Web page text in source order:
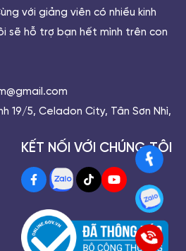
với giảng viên có nhiều kinh
sẽ hỗ trợ bạn hết mình trên con
19/5, Celadon City, Tân Sơn Nhì,
KẾT NỐI VỚI CHÚNG TÔI